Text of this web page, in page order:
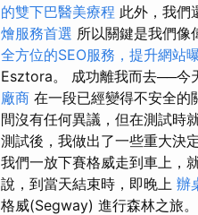
的雙下巴醫美療程 此外，我們
燴服務首選 所以關鍵是我們像
全方位的SEO服務，提升網站
Esztora。 成功離我而去──今
廠商 在一段已經變得不安全的
間沒有任何異議，但在測試時
測試後，我做出了一些重大決
我們一放下賽格威走到車上，
說，到當天結束時，即晚上 辦
格威(Segway) 進行森林之旅